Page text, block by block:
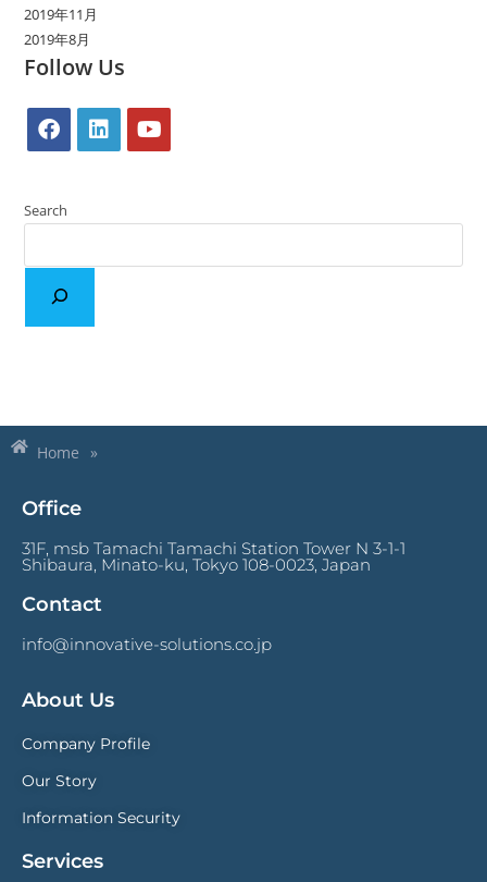
2019年11月
2019年8月
Follow Us
Search
Home »
Office
31F, msb Tamachi Tamachi Station Tower N 3-1-1
Shibaura, Minato-ku, Tokyo 108-0023, Japan
Contact
info@innovative-solutions.co.jp
About Us
Company Profile
Our Story
Information Security
Services